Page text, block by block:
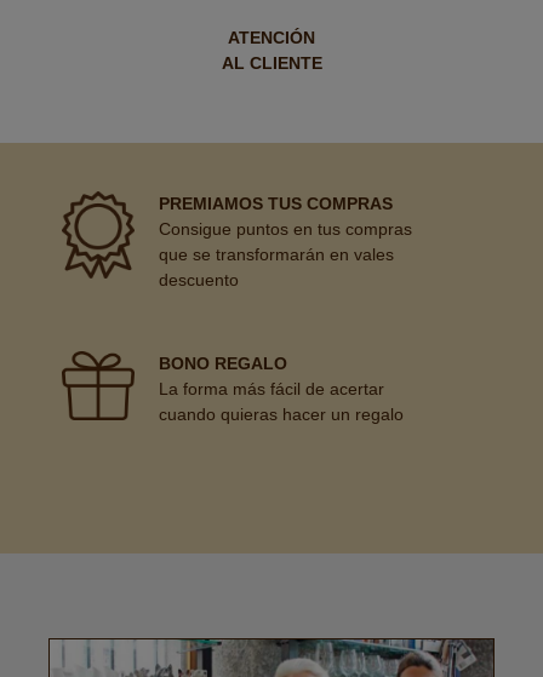
ATENCIÓN
AL CLIENTE
PREMIAMOS TUS COMPRAS
Consigue puntos en tus compras
que se transformarán en vales
descuento
BONO REGALO
La forma más fácil de acertar
cuando quieras hacer un regalo